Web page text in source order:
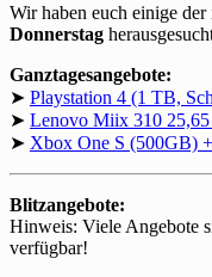
Wir haben euch einige
Donnerstag
Ganztagesangebote:
➤ Playstation 4 (1 TB,
➤ Lenovo Miix 310
➤ Xbox One S (500GB)
Blitzangebote:
Hinweis: Viele Angebote
verfügbar!